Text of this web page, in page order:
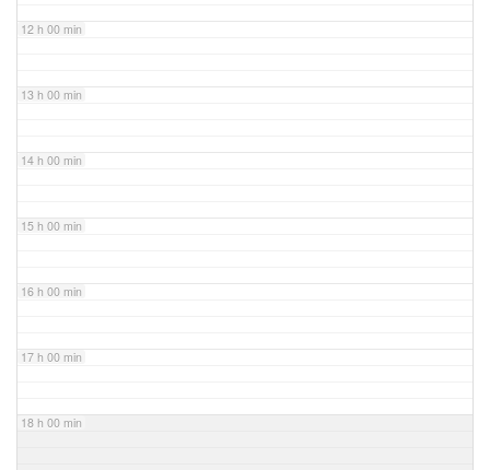
12 h 00 min
13 h 00 min
14 h 00 min
15 h 00 min
16 h 00 min
17 h 00 min
18 h 00 min